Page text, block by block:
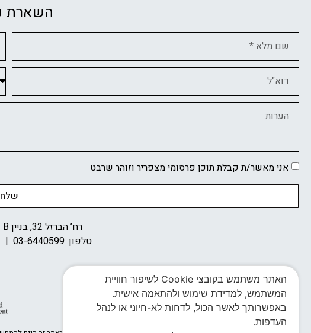
השארת
אני מאשר/ת קבלת תוכן פרסומי מצפריר וזוהר שרבט
שלח
רח’ הברזל 32, בניין B קומה 3, תל-אביב
טלפון:03-6440599
|
האתר משתמש בקובצי Cookie לשיפור חוויית
המשתמש, למדידת שימוש ולהתאמה אישית.
באפשרותך לאשר הכול, לדחות לא-חיוני או לנהל
העדפות.